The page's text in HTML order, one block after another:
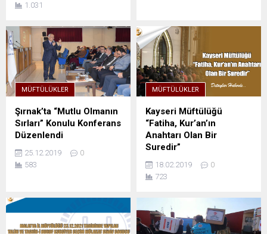
1.031
MÜFTÜLÜKLER
Şırnak’ta “Mutlu Olmanın
Sırları” Konulu Konferans
Düzenlendi
25.12.2019
0
583
MÜFTÜLÜKLER
Kayseri Müftülüğü
“Fatiha, Kur’an’ın
Anahtarı Olan Bir
Suredir”
18.02.2019
0
723